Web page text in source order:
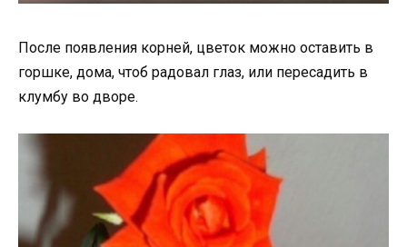
После появления корней, цветок можно оставить в
горшке, дома, чтоб радовал глаз, или пересадить в
клумбу во дворе.